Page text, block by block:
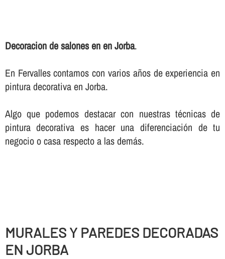
Decoracion de salones en en Jorba.
En Fervalles contamos con varios años de experiencia en
pintura decorativa en Jorba.
Algo que podemos destacar con nuestras técnicas de
pintura decorativa es hacer una diferenciación de tu
negocio o casa respecto a las demás.
MURALES Y PAREDES DECORADAS
EN JORBA